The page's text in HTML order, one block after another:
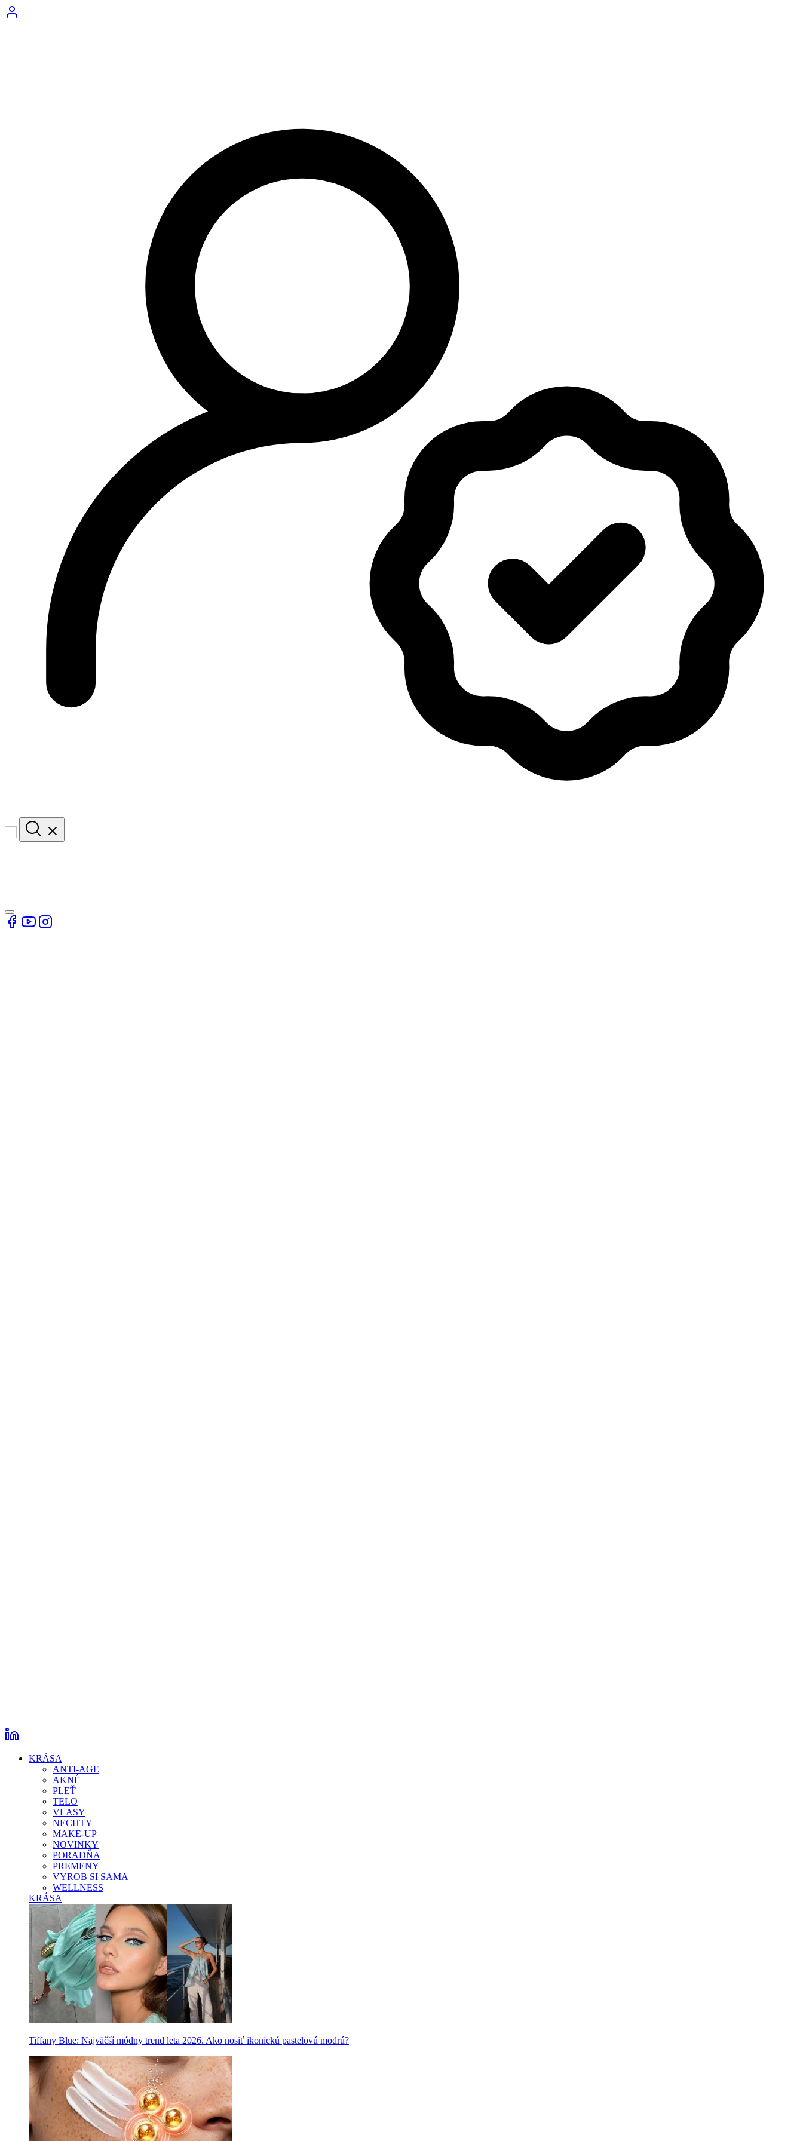
KRÁSA
ANTI-AGE
AKNÉ
PLEŤ
TELO
VLASY
NECHTY
MAKE-UP
NOVINKY
PORADŇA
PREMENY
VYROB SI SAMA
WELLNESS
KRÁSA
Tiffany Blue: Najväčší módny trend leta 2026. Ako nosiť ikonickú pastelovú modrú?